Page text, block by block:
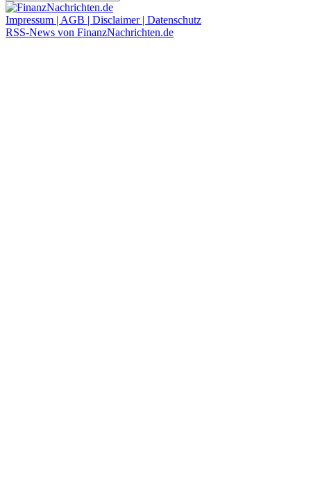
Impressum | AGB | Disclaimer | Datenschutz
RSS-News von FinanzNachrichten.de